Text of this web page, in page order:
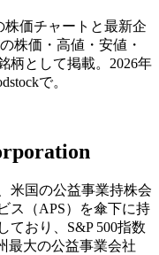
株価チャートと最新企
株価・高値・安値・
柄として掲載。2026年
で。
米国の公益事業持株会
ス（APS）を傘下に持
ており、S&P 500指数
最大の公益事業会社